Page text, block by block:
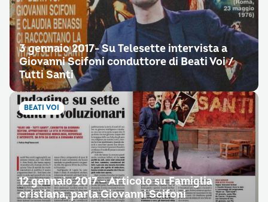
3 gennaio 2017- Su Telesette intervista a
Giovanni Scifoni conduttore di Beati Voi /
Tutti Santi
BEATI VOI
12 gennaio 2017 – Articolo su Famiglia
cristiana, parla Giovanni Scifoni